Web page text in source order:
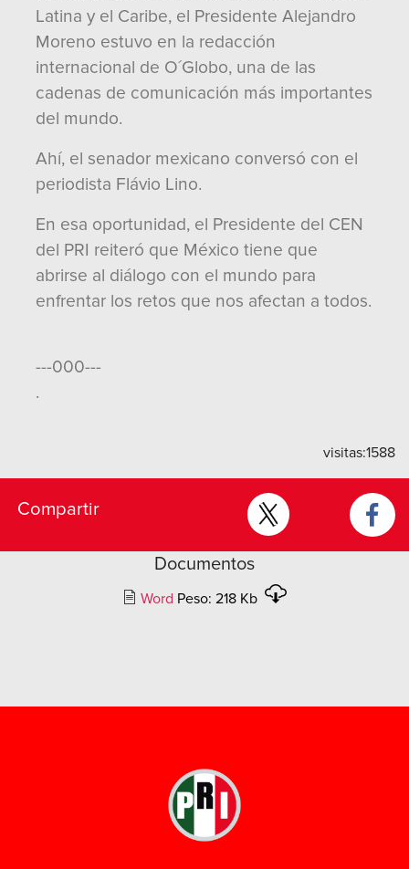
Latina y el Caribe, el Presidente Alejandro
Moreno estuvo en la redacción
internacional de O´Globo, una de las
cadenas de comunicación más importantes
del mundo.
Ahí, el senador mexicano conversó con el
periodista Flávio Lino.
En esa oportunidad, el Presidente del CEN
del PRI reiteró que México tiene que
abrirse al diálogo con el mundo para
enfrentar los retos que nos afectan a todos.
---000---
.
visitas:1588
Compartir
Documentos
Word Peso: 218 Kb